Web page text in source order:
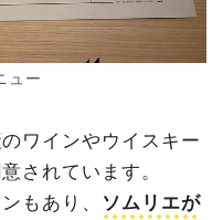
ュー
ワインやウイスキー
されています。
もあり、 ソムリエが